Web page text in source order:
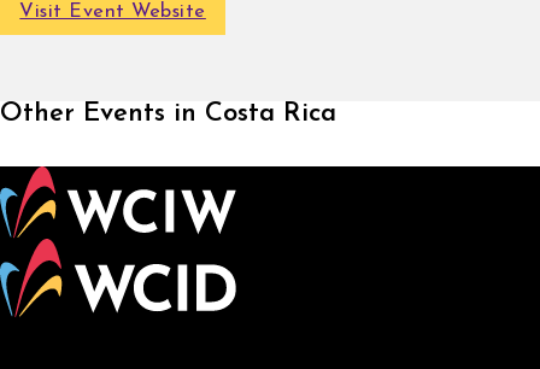
Visit Event Website
Other Events in Costa Rica